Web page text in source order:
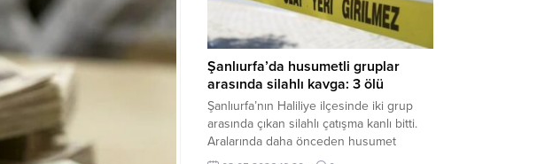
Şanlıurfa’da husumetli gruplar
arasında silahlı kavga: 3 ölü
Şanlıurfa’nın Haliliye ilçesinde iki grup
arasında çıkan silahlı çatışma kanlı bitti.
Aralarında daha önceden husumet
olduğu öğrenilen tarafların kavgası